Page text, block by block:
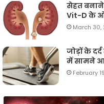
सेहत
Vit-D के
March 30,
जोड़ों के
में सामने
February